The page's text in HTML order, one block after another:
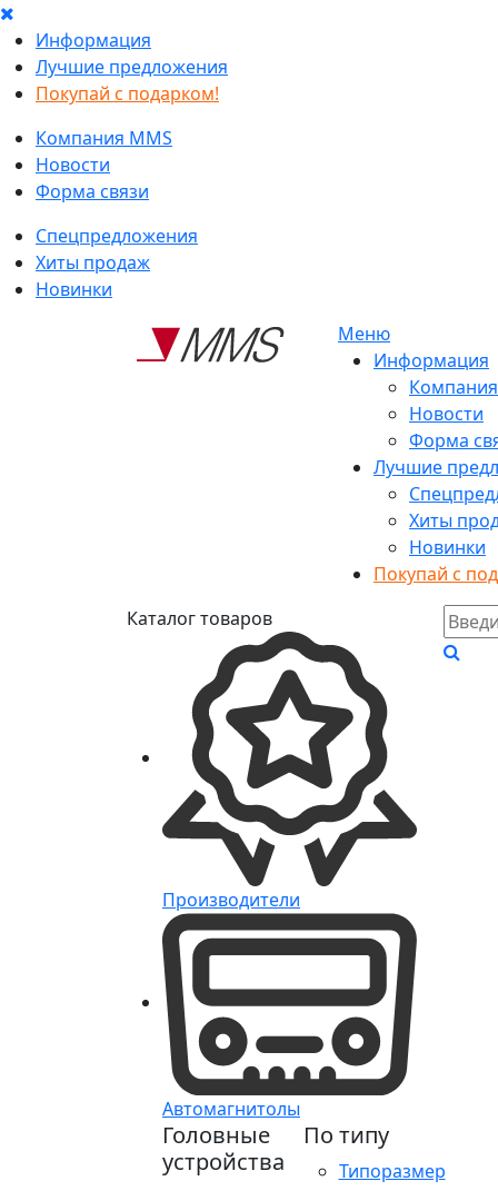
Информация
Лучшие предложения
Покупай с подарком!
Компания MMS
Новости
Форма связи
Спецпредложения
Хиты продаж
Новинки
Меню
Информация
Новости
Форма
Лучшие
Хиты
Новинки
Покупай с
Каталог товаров
Производители
Автомагнитолы
Головные
устройства
По типу
Типоразмер